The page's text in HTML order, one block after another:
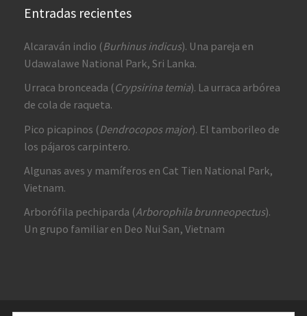
Entradas recientes
Alcaraván indio (Burhinus indicus). Una pareja en
Udawalawe National Park, Sri Lanka.
Urraca bronceada (Crypsirina temia). La urraca arbórea
de cola de raqueta.
Pico picapinos (Dendrocopos major). El tamborileo de
los pájaros carpintero.
Algunas aves y mamíferos en Cat Tien National Park,
Vietnam.
Arborófila pechiparda (Arborophila brunneopectus).
Un grupo familiar en Deo Nui San, Vietnam